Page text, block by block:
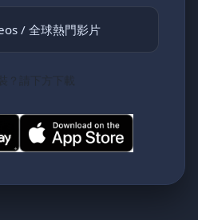
/ 全球熱門影片
？請下方下載